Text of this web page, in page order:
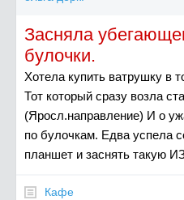
Засняла
булочки.
Хотела купить ватрушку в
Тот который сразу возла
(Яросл.направление) И о
по булочкам. Едва успела
планшет и заснять
Кафе